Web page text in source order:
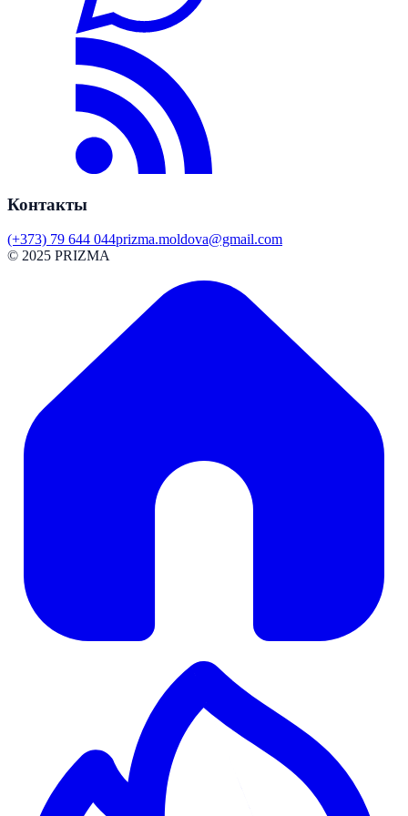
Контакты
(+373) 79 644 044prizma.moldova@gmail.com
© 2025 PRIZMA